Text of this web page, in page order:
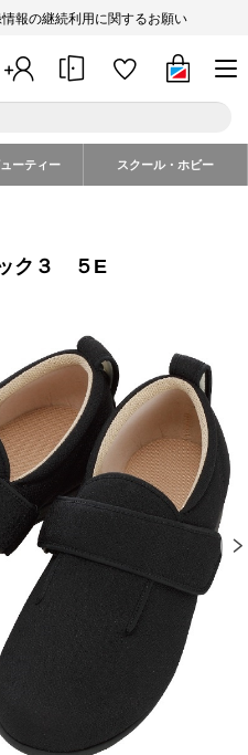
報の継続利用に関するお願い
ーティー スクール・ホビー
ック３ ５E